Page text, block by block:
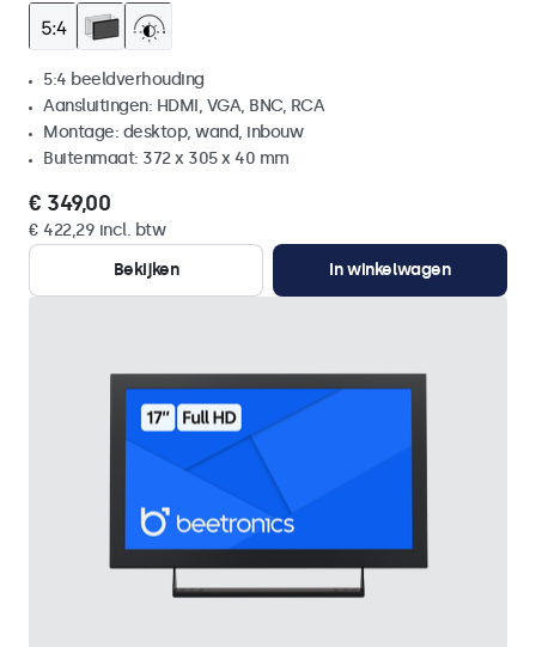
5:4 beeldverhouding
Aansluitingen: HDMI, VGA, BNC, RCA
Montage: desktop, wand, inbouw
Buitenmaat: 372 x 305 x 40 mm
€ 349,00
€ 422,29 incl. btw
Bekijken
In winkelwagen